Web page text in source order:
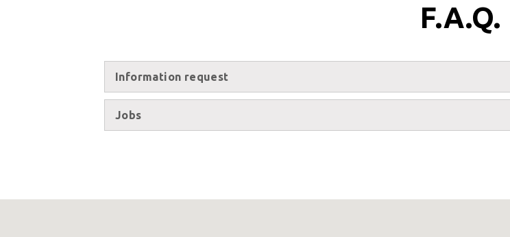
Marketing Solutions
F.A.Q.
Information request
Jobs
Select your MBE